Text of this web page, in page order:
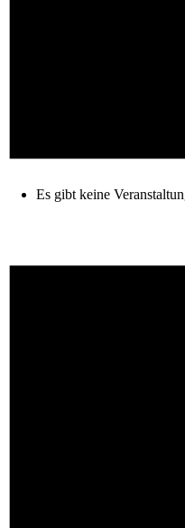
Es gibt keine